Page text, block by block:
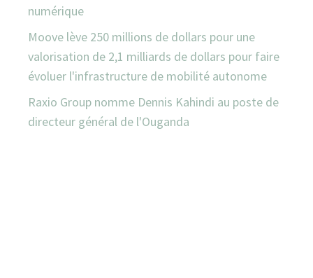
numérique
Moove lève 250 millions de dollars pour une
valorisation de 2,1 milliards de dollars pour faire
évoluer l'infrastructure de mobilité autonome
Raxio Group nomme Dennis Kahindi au poste de
directeur général de l'Ouganda